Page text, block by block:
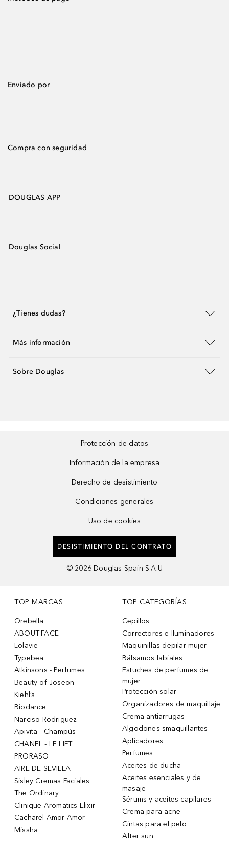
Enviado por
Compra con seguridad
DOUGLAS APP
Douglas Social
¿Tienes dudas?
Más información
Sobre Douglas
Protección de datos
Información de la empresa
Derecho de desistimiento
Condiciones generales
Uso de cookies
DESISTIMIENTO DEL CONTRATO
© 2026 Douglas Spain S.A.U
TOP MARCAS
Orebella
ABOUT-FACE
Lolavie
Typebea
Atkinsons - Perfumes
Beauty of Joseon
Kiehl’s
Biodance
Narciso Rodriguez
Apivita - Champús
CHANEL - LE LIFT
PRORASO
AIRE DE SEVILLA
Sisley Cremas Faciales
The Ordinary
Clinique Aromatics Elixir
Cacharel Amor Amor
Missha
TOP CATEGORÍAS
Cepillos
Correctores e Iluminadores
Maquinillas depilar mujer
Bálsamos labiales
Estuches de perfumes de
mujer
Protección solar
Organizadores de maquillaje
Crema antiarrugas
Algodones smaquillantes
Aplicadores
Perfumes
Aceites de ducha
Aceites esenciales y de
masaje
Sérums y aceites capilares
Crema para acne
Cintas para el pelo
After sun